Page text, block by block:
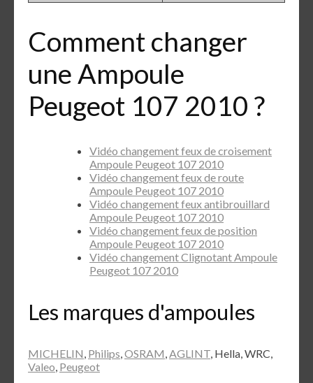
Comment changer
une Ampoule
Peugeot 107 2010 ?
Vidéo changement feux de croisement
Ampoule Peugeot 107 2010
Vidéo changement feux de route
Ampoule Peugeot 107 2010
Vidéo changement feux antibrouillard
Ampoule Peugeot 107 2010
Vidéo changement feux de position
Ampoule Peugeot 107 2010
Vidéo changement Clignotant Ampoule
Peugeot 107 2010
Les marques d'ampoules
MICHELIN, Philips,OSRAM,AGLINT, Hella, WRC,
Valeo, Peugeot